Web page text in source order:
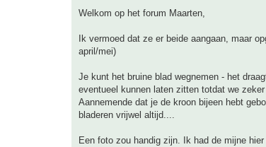
Welkom op het forum Maarten,
Ik vermoed dat ze er beide aangaan, maar
april/mei)
Je kunt het bruine blad wegnemen - het
eventueel kunnen laten zitten totdat we
Aannemende dat je de kroon bijeen hebt
bladeren vrijwel altijd....
Een foto zou handig zijn. Ik had de mijne